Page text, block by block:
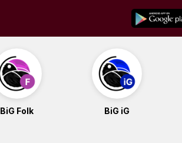
BiG Folk BiG iG